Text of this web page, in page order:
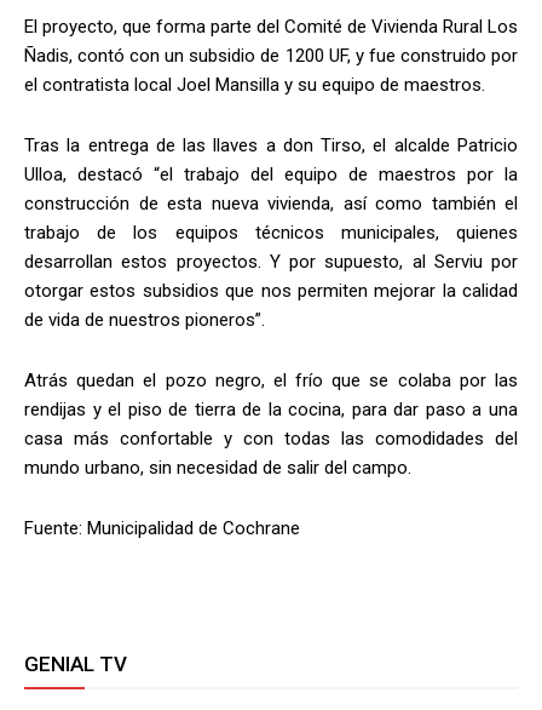
El proyecto, que forma parte del Comité de Vivienda Rural Los
Ñadis, contó con un subsidio de 1200 UF, y fue construido por
el contratista local Joel Mansilla y su equipo de maestros.
Tras la entrega de las llaves a don Tirso, el alcalde Patricio
Ulloa, destacó “el trabajo del equipo de maestros por la
construcción de esta nueva vivienda, así como también el
trabajo de los equipos técnicos municipales, quienes
desarrollan estos proyectos. Y por supuesto, al Serviu por
otorgar estos subsidios que nos permiten mejorar la calidad
de vida de nuestros pioneros”.
Atrás quedan el pozo negro, el frío que se colaba por las
rendijas y el piso de tierra de la cocina, para dar paso a una
casa más confortable y con todas las comodidades del
mundo urbano, sin necesidad de salir del campo.
Fuente: Municipalidad de Cochrane
GENIAL TV